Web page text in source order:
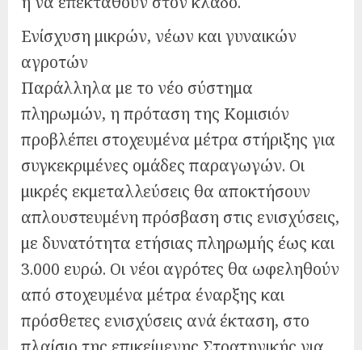
Ενίσχυση μικρών, νέων και γυναικών
αγροτών
Παράλληλα με το νέο σύστημα
πληρωμών, η πρόταση της Κομισιόν
προβλέπει στοχευμένα μέτρα στήριξης για
συγκεκριμένες ομάδες παραγωγών. Οι
μικρές εκμεταλλεύσεις θα αποκτήσουν
απλουστευμένη πρόσβαση στις ενισχύσεις,
με δυνατότητα ετήσιας πληρωμής έως και
3.000 ευρώ. Οι νέοι αγρότες θα ωφεληθούν
από στοχευμένα μέτρα έναρξης και
πρόσθετες ενισχύσεις ανά έκταση, στο